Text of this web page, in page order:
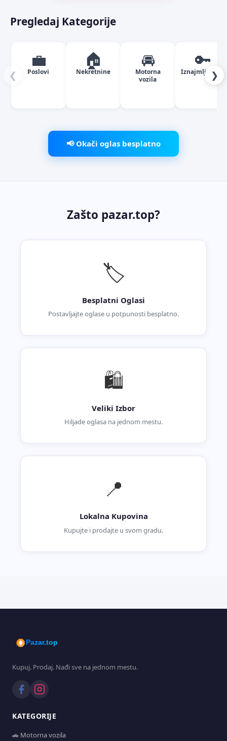
Pregledaj Kategorije
❮
💼
Poslovi
🏠
Nekretnine
🚘
Motorna
vozila
🔑
Iznajmljivanje
❯
📢 Okači oglas besplatno
Zašto pazar.top?
🏷️
Besplatni Oglasi
Postavljajte oglase u potpunosti besplatno.
🛍️
Veliki Izbor
Hiljade oglasa na jednom mestu.
📍
Lokalna Kupovina
Kupujte i prodajte u svom gradu.
Pazar.top
Kupuj. Prodaj. Nađi sve na jednom mestu.
KATEGORIJE
🚗 Motorna vozila